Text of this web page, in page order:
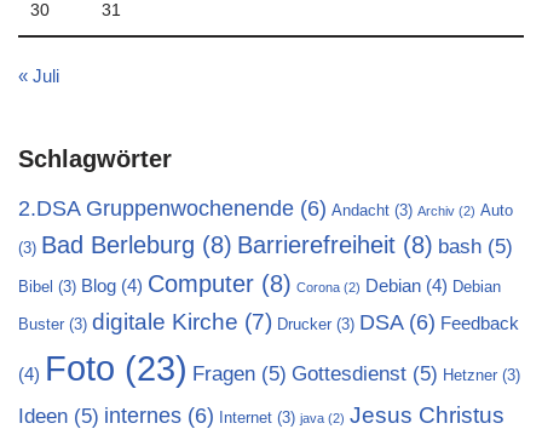
30 31
« Juli
Schlagwörter
2.DSA Gruppenwochenende (6) Andacht (3) Archiv (2) Auto
(3) Bad Berleburg (8) Barrierefreiheit (8) bash (5)
Bibel (3) Blog (4) Computer (8) Corona (2) Debian (4) Debian
Buster (3) digitale Kirche (7) Drucker (3) DSA(6) Feedback
(4) Foto (23) Fragen (5) Gottesdienst (5) Hetzner (3)
Ideen (5) internes (6) Internet (3) java (2) Jesus Christus